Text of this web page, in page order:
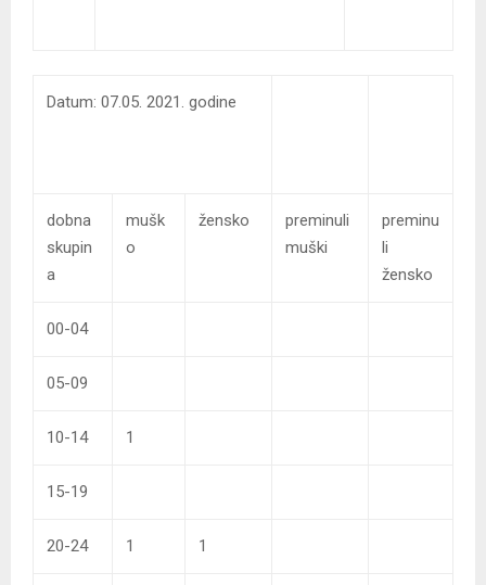
Datum: 07.05. 2021. godine
dobna
skupin
a
mušk
o
žensko
preminuli
muški
preminu
li
žensko
00-04
05-09
10-14 1
15-19
20-24 1 1